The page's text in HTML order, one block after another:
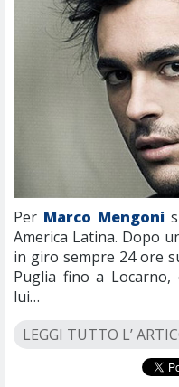
Per Marco Mengoni
America Latina. Dopo
in giro sempre 24 ore
Puglia fino a Locarno,
lui…
LEGGI TUTTO L’